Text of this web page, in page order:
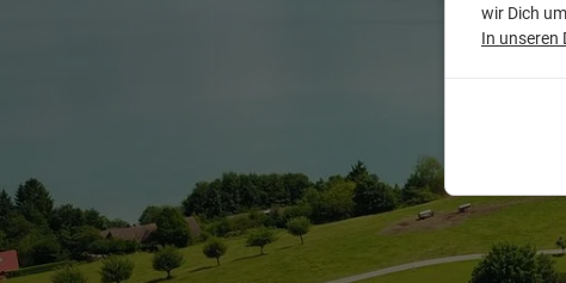
wir Dich
In unseren